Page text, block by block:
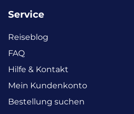
Service
Reiseblog
FAQ
Hilfe & Kontakt
Mein Kundenkonto
Bestellung suchen